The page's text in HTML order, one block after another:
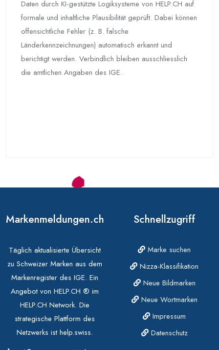
Daten durch KI-gestützte Logiksysteme von HELP.CH auf
formale und inhaltliche Plausibilität geprüft. Dabei können
offensichtliche Fehler (z. B. falsche
Länderkennzeichnungen) automatisch erkannt und
berichtigt werden. Verbindlich bleiben ausschliesslich
die amtlichen Angaben des IGE.
Markenmeldungen.ch
Täglich aktualisierte Übersicht
zu Schweizer Marken aus dem
Markenregister des IGE. Ein
Angebot von HELP.CH ® im
HELP.CH Network. Die
strategische Plattform des
Netzwerks ist help.swiss.
Schnellzugriff
Marke suchen
Nizza-Klassifikation
Neue Bildmarken
Neue Wortmarken
Impressum
Datenschutz